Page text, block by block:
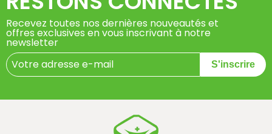
Recevez toutes nos dernières nouveautés et
offres exclusives en vous inscrivant à notre
newsletter
S'inscrire